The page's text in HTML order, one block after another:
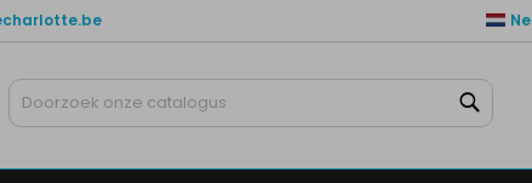
verlanglijsten
een lijst
een verlanglijst
ingelogd zijn om producten in uw verlanglijst op te slaan.